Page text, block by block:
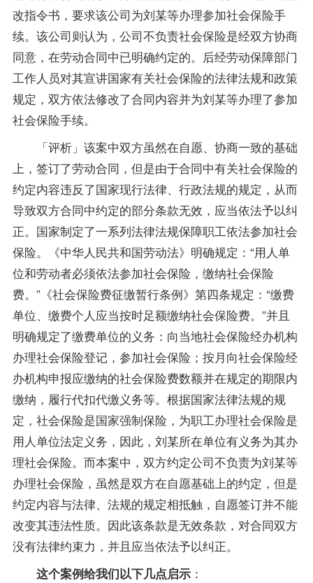
改指令书，要求该公司为刘某等办理参加社会保险手
续。该公司则认为，公司不负责社会保险是经双方协商
同意，在劳动合同中已明确约定的。后经劳动保障部门
工作人员对其宣讲国家有关社会保险的法律法规和政策
规定，双方依法修改了合同内容并为刘某等办理了参加
社会保险手续。
「评析」该案中双方虽然在自愿、协商一致的基础
上，签订了劳动合同，但是由于合同中有关社会保险的
约定内容违反了国家现行法律、行政法规的规定，从而
导致双方合同中约定的部分条款无效，应当依法予以纠
正。国家制定了一系列法律法规保障职工依法参加社会
保险。《中华人民共和国劳动法》明确规定：“用人单
位和劳动者必须依法参加社会保险，缴纳社会保险
费。”《社会保险费征缴暂行条例》第四条规定：“缴费
单位、缴费个人应当按时足额缴纳社会保险费。”并且
明确规定了缴费单位的义务：向当地社会保险经办机构
办理社会保险登记，参加社会保险；按月向社会保险经
办机构申报应缴纳的社会保险费数额并在规定的期限内
缴纳，履行代扣代缴义务等。根据国家法律法规的规
定，社会保险是国家强制保险，为职工办理社会保险是
用人单位法定义务，因此，刘某所在单位有义务为其办
理社会保险。而本案中，双方约定公司不负责为刘某等
办理社会保险，虽然是双方在自愿基础上的约定，但是
约定内容与法律、法规的规定相抵触，自愿签订并不能
改变其违法性质。因此该条款是无效条款，对合同双方
没有法律约束力，并且应当依法予以纠正。
这个案例给我们以下几点启示：